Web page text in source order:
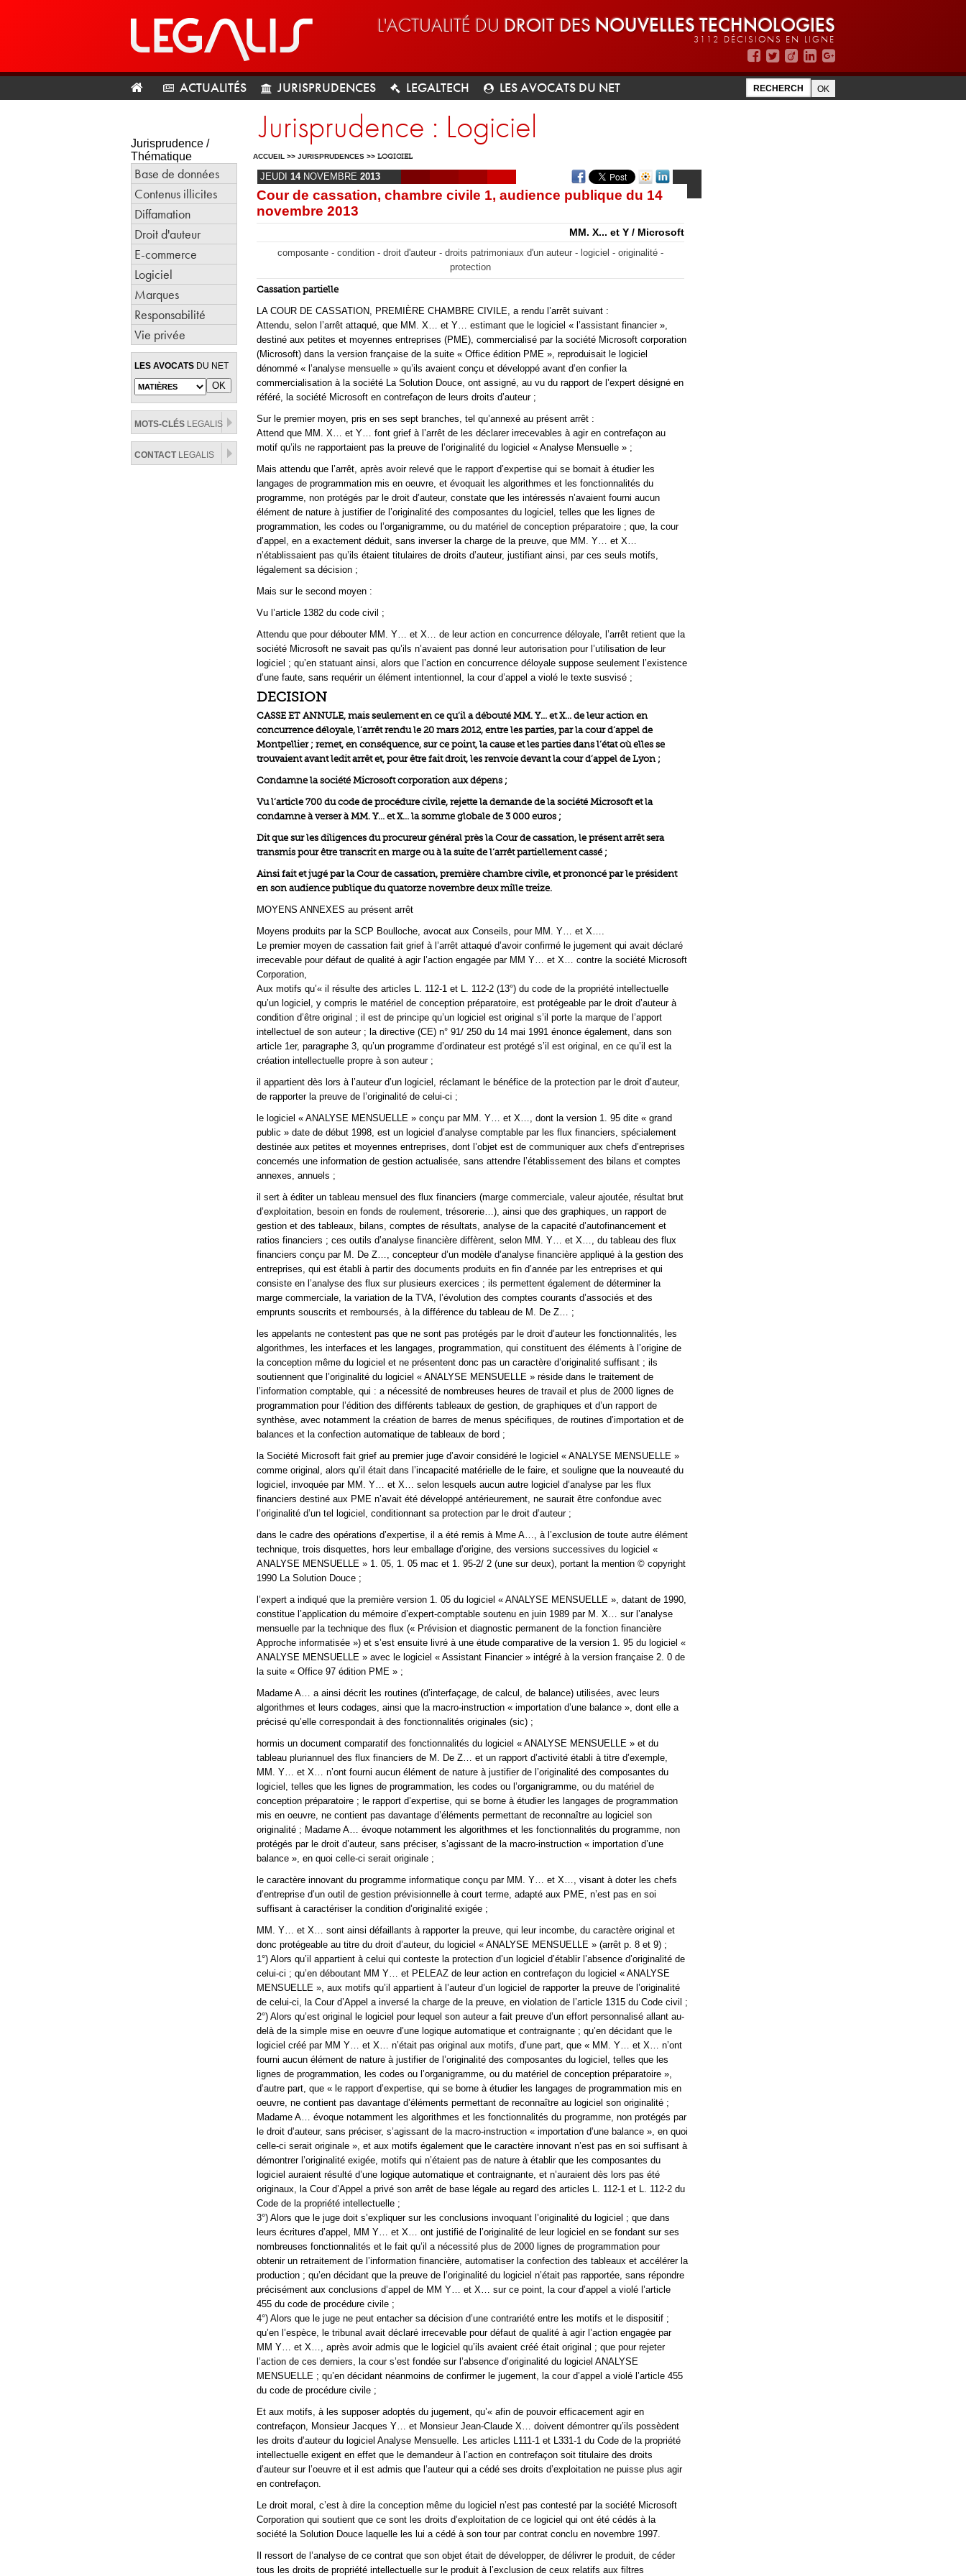
L'ACTUALITÉ DU DROIT DES NOUVELLES TECHNOLOGIES
3112 DÉCISIONS EN LIGNE
ACTUALITÉS JURISPRUDENCES LEGALTECH LES AVOCATS DU NET
Jurisprudence /
Thématique
Base de données
Contenus illicites
Diffamation
Droit d'auteur
E-commerce
Logiciel
Marques
Responsabilité
Vie privée
LES AVOCATS DU NET
MOTS-CLÉS LEGALIS
CONTACTLEGALIS
Jurisprudence : Logiciel
ACCUEIL >> JURISPRUDENCES >> LOGICIEL
JEUDI 14NOVEMBRE 2013
Cour de cassation, chambre civile 1, audience publique du 14
novembre 2013
MM. X... et Y / Microsoft
composante - condition - droit d'auteur - droits patrimoniaux d'un auteur - logiciel - originalité -
protection
Cassation partielle
LA COUR DE CASSATION, PREMIÈRE CHAMBRE CIVILE, a rendu l’arrêt suivant :
Attendu, selon l’arrêt attaqué, que MM. X… et Y… estimant que le logiciel « l’assistant financier »,
destiné aux petites et moyennes entreprises (PME), commercialisé par la société Microsoft corporation
(Microsoft) dans la version française de la suite « Office édition PME », reproduisait le logiciel
dénommé « l’analyse mensuelle » qu’ils avaient conçu et développé avant d’en confier la
commercialisation à la société La Solution Douce, ont assigné, au vu du rapport de l’expert désigné en
référé, la société Microsoft en contrefaçon de leurs droits d’auteur ;
Sur le premier moyen, pris en ses sept branches, tel qu’annexé au présent arrêt :
Attend que MM. X… et Y… font grief à l’arrêt de les déclarer irrecevables à agir en contrefaçon au
motif qu’ils ne rapportaient pas la preuve de l’originalité du logiciel « Analyse Mensuelle » ;
Mais attendu que l’arrêt, après avoir relevé que le rapport d’expertise qui se bornait à étudier les
langages de programmation mis en oeuvre, et évoquait les algorithmes et les fonctionnalités du
programme, non protégés par le droit d’auteur, constate que les intéressés n’avaient fourni aucun
élément de nature à justifier de l’originalité des composantes du logiciel, telles que les lignes de
programmation, les codes ou l’organigramme, ou du matériel de conception préparatoire ; que, la cour
d’appel, en a exactement déduit, sans inverser la charge de la preuve, que MM. Y… et X…
n’établissaient pas qu’ils étaient titulaires de droits d’auteur, justifiant ainsi, par ces seuls motifs,
légalement sa décision ;
Mais sur le second moyen :
Vu l’article 1382 du code civil ;
Attendu que pour débouter MM. Y… et X… de leur action en concurrence déloyale, l’arrêt retient que la
société Microsoft ne savait pas qu’ils n’avaient pas donné leur autorisation pour l’utilisation de leur
logiciel ; qu’en statuant ainsi, alors que l’action en concurrence déloyale suppose seulement l’existence
d’une faute, sans requérir un élément intentionnel, la cour d’appel a violé le texte susvisé ;
DECISION
CASSE ET ANNULE, mais seulement en ce qu’il a débouté MM. Y… et X… de leur action en
concurrence déloyale, l’arrêt rendu le 20 mars 2012, entre les parties, par la cour d’appel de
Montpellier ; remet, en conséquence, sur ce point, la cause et les parties dans l’état où elles se
trouvaient avant ledit arrêt et, pour être fait droit, les renvoie devant la cour d’appel de Lyon ;
Condamne la société Microsoft corporation aux dépens ;
Vu l’article 700 du code de procédure civile, rejette la demande de la société Microsoft et la
condamne à verser à MM. Y… et X… la somme globale de 3 000 euros ;
Dit que sur les diligences du procureur général près la Cour de cassation, le présent arrêt sera
transmis pour être transcrit en marge ou à la suite de l’arrêt partiellement cassé ;
Ainsi fait et jugé par la Cour de cassation, première chambre civile, et prononcé par le président
en son audience publique du quatorze novembre deux mille treize.
MOYENS ANNEXES au présent arrêt
Moyens produits par la SCP Boulloche, avocat aux Conseils, pour MM. Y… et X….
Le premier moyen de cassation fait grief à l’arrêt attaqué d’avoir confirmé le jugement qui avait déclaré
irrecevable pour défaut de qualité à agir l’action engagée par MM Y… et X… contre la société Microsoft
Corporation,
Aux motifs qu’« il résulte des articles L. 112-1 et L. 112-2 (13°) du code de la propriété intellectuelle
qu’un logiciel, y compris le matériel de conception préparatoire, est protégeable par le droit d’auteur à
condition d’être original ; il est de principe qu’un logiciel est original s’il porte la marque de l’apport
intellectuel de son auteur ; la directive (CE) n° 91/ 250 du 14 mai 1991 énonce également, dans son
article 1er, paragraphe 3, qu’un programme d’ordinateur est protégé s’il est original, en ce qu’il est la
création intellectuelle propre à son auteur ;
il appartient dès lors à l’auteur d’un logiciel, réclamant le bénéfice de la protection par le droit d’auteur,
de rapporter la preuve de l’originalité de celui-ci ;
le logiciel « ANALYSE MENSUELLE » conçu par MM. Y… et X…, dont la version 1. 95 dite « grand
public » date de début 1998, est un logiciel d’analyse comptable par les flux financiers, spécialement
destinée aux petites et moyennes entreprises, dont l’objet est de communiquer aux chefs d’entreprises
concernés une information de gestion actualisée, sans attendre l’établissement des bilans et comptes
annexes, annuels ;
il sert à éditer un tableau mensuel des flux financiers (marge commerciale, valeur ajoutée, résultat brut
d’exploitation, besoin en fonds de roulement, trésorerie…), ainsi que des graphiques, un rapport de
gestion et des tableaux, bilans, comptes de résultats, analyse de la capacité d’autofinancement et
ratios financiers ; ces outils d’analyse financière diffèrent, selon MM. Y… et X…, du tableau des flux
financiers conçu par M. De Z…, concepteur d’un modèle d’analyse financière appliqué à la gestion des
entreprises, qui est établi à partir des documents produits en fin d’année par les entreprises et qui
consiste en l’analyse des flux sur plusieurs exercices ; ils permettent également de déterminer la
marge commerciale, la variation de la TVA, l’évolution des comptes courants d’associés et des
emprunts souscrits et remboursés, à la différence du tableau de M. De Z… ;
les appelants ne contestent pas que ne sont pas protégés par le droit d’auteur les fonctionnalités, les
algorithmes, les interfaces et les langages, programmation, qui constituent des éléments à l’origine de
la conception même du logiciel et ne présentent donc pas un caractère d’originalité suffisant ; ils
soutiennent que l’originalité du logiciel « ANALYSE MENSUELLE » réside dans le traitement de
l’information comptable, qui : a nécessité de nombreuses heures de travail et plus de 2000 lignes de
programmation pour l’édition des différents tableaux de gestion, de graphiques et d’un rapport de
synthèse, avec notamment la création de barres de menus spécifiques, de routines d’importation et de
balances et la confection automatique de tableaux de bord ;
la Société Microsoft fait grief au premier juge d’avoir considéré le logiciel « ANALYSE MENSUELLE »
comme original, alors qu’il était dans l’incapacité matérielle de le faire, et souligne que la nouveauté du
logiciel, invoquée par MM. Y… et X… selon lesquels aucun autre logiciel d’analyse par les flux
financiers destiné aux PME n’avait été développé antérieurement, ne saurait être confondue avec
l’originalité d’un tel logiciel, conditionnant sa protection par le droit d’auteur ;
dans le cadre des opérations d’expertise, il a été remis à Mme A…, à l’exclusion de toute autre élément
technique, trois disquettes, hors leur emballage d’origine, des versions successives du logiciel «
ANALYSE MENSUELLE » 1. 05, 1. 05 mac et 1. 95-2/ 2 (une sur deux), portant la mention © copyright
1990 La Solution Douce ;
l’expert a indiqué que la première version 1. 05 du logiciel « ANALYSE MENSUELLE », datant de 1990,
constitue l’application du mémoire d’expert-comptable soutenu en juin 1989 par M. X… sur l’analyse
mensuelle par la technique des flux (« Prévision et diagnostic permanent de la fonction financière
Approche informatisée ») et s’est ensuite livré à une étude comparative de la version 1. 95 du logiciel «
ANALYSE MENSUELLE » avec le logiciel « Assistant Financier » intégré à la version française 2. 0 de
la suite « Office 97 édition PME » ;
Madame A… a ainsi décrit les routines (d’interfaçage, de calcul, de balance) utilisées, avec leurs
algorithmes et leurs codages, ainsi que la macro-instruction « importation d’une balance », dont elle a
précisé qu’elle correspondait à des fonctionnalités originales (sic) ;
hormis un document comparatif des fonctionnalités du logiciel « ANALYSE MENSUELLE » et du
tableau pluriannuel des flux financiers de M. De Z… et un rapport d’activité établi à titre d’exemple,
MM. Y… et X… n’ont fourni aucun élément de nature à justifier de l’originalité des composantes du
logiciel, telles que les lignes de programmation, les codes ou l’organigramme, ou du matériel de
conception préparatoire ; le rapport d’expertise, qui se borne à étudier les langages de programmation
mis en oeuvre, ne contient pas davantage d’éléments permettant de reconnaître au logiciel son
originalité ; Madame A… évoque notamment les algorithmes et les fonctionnalités du programme, non
protégés par le droit d’auteur, sans préciser, s’agissant de la macro-instruction « importation d’une
balance », en quoi celle-ci serait originale ;
le caractère innovant du programme informatique conçu par MM. Y… et X…, visant à doter les chefs
d’entreprise d’un outil de gestion prévisionnelle à court terme, adapté aux PME, n’est pas en soi
suffisant à caractériser la condition d’originalité exigée ;
MM. Y… et X… sont ainsi défaillants à rapporter la preuve, qui leur incombe, du caractère original et
donc protégeable au titre du droit d’auteur, du logiciel « ANALYSE MENSUELLE » (arrêt p. 8 et 9) ;
1°) Alors qu’il appartient à celui qui conteste la protection d’un logiciel d’établir l’absence d’originalité de
celui-ci ; qu’en déboutant MM Y… et PELEAZ de leur action en contrefaçon du logiciel « ANALYSE
MENSUELLE », aux motifs qu’il appartient à l’auteur d’un logiciel de rapporter la preuve de l’originalité
de celui-ci, la Cour d’Appel a inversé la charge de la preuve, en violation de l’article 1315 du Code civil ;
2°) Alors qu’est original le logiciel pour lequel son auteur a fait preuve d’un effort personnalisé allant au-
delà de la simple mise en oeuvre d’une logique automatique et contraignante ; qu’en décidant que le
logiciel créé par MM Y… et X… n’était pas original aux motifs, d’une part, que « MM. Y… et X… n’ont
fourni aucun élément de nature à justifier de l’originalité des composantes du logiciel, telles que les
lignes de programmation, les codes ou l’organigramme, ou du matériel de conception préparatoire »,
d’autre part, que « le rapport d’expertise, qui se borne à étudier les langages de programmation mis en
oeuvre, ne contient pas davantage d’éléments permettant de reconnaître au logiciel son originalité ;
Madame A… évoque notamment les algorithmes et les fonctionnalités du programme, non protégés par
le droit d’auteur, sans préciser, s’agissant de la macro-instruction « importation d’une balance », en quoi
celle-ci serait originale », et aux motifs également que le caractère innovant n’est pas en soi suffisant à
démontrer l’originalité exigée, motifs qui n’étaient pas de nature à établir que les composantes du
logiciel auraient résulté d’une logique automatique et contraignante, et n’auraient dès lors pas été
originaux, la Cour d’Appel a privé son arrêt de base légale au regard des articles L. 112-1 et L. 112-2 du
Code de la propriété intellectuelle ;
3°) Alors que le juge doit s’expliquer sur les conclusions invoquant l’originalité du logiciel ; que dans
leurs écritures d’appel, MM Y… et X… ont justifié de l’originalité de leur logiciel en se fondant sur ses
nombreuses fonctionnalités et le fait qu’il a nécessité plus de 2000 lignes de programmation pour
obtenir un retraitement de l’information financière, automatiser la confection des tableaux et accélérer la
production ; qu’en décidant que la preuve de l’originalité du logiciel n’était pas rapportée, sans répondre
précisément aux conclusions d’appel de MM Y… et X… sur ce point, la cour d’appel a violé l’article
455 du code de procédure civile ;
4°) Alors que le juge ne peut entacher sa décision d’une contrariété entre les motifs et le dispositif ;
qu’en l’espèce, le tribunal avait déclaré irrecevable pour défaut de qualité à agir l’action engagée par
MM Y… et X…, après avoir admis que le logiciel qu’ils avaient créé était original ; que pour rejeter
l’action de ces derniers, la cour s’est fondée sur l’absence d’originalité du logiciel ANALYSE
MENSUELLE ; qu’en décidant néanmoins de confirmer le jugement, la cour d’appel a violé l’article 455
du code de procédure civile ;
Et aux motifs, à les supposer adoptés du jugement, qu’« afin de pouvoir efficacement agir en
contrefaçon, Monsieur Jacques Y… et Monsieur Jean-Claude X… doivent démontrer qu’ils possèdent
les droits d’auteur du logiciel Analyse Mensuelle. Les articles L111-1 et L331-1 du Code de la propriété
intellectuelle exigent en effet que le demandeur à l’action en contrefaçon soit titulaire des droits
d’auteur sur l’oeuvre et il est admis que l’auteur qui a cédé ses droits d’exploitation ne puisse plus agir
en contrefaçon.
Le droit moral, c’est à dire la conception même du logiciel n’est pas contesté par la société Microsoft
Corporation qui soutient que ce sont les droits d’exploitation de ce logiciel qui ont été cédés à la
société la Solution Douce laquelle les lui a cédé à son tour par contrat conclu en novembre 1997.
Il ressort de l’analyse de ce contrat que son objet était de développer, de délivrer le produit, de céder
tous les droits de propriété intellectuelle sur le produit à l’exclusion de ceux relatifs aux filtres